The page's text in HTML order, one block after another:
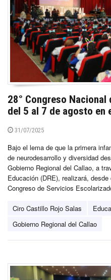
28° Congreso
del 5 al 7 de agosto en
31/07/2025
Bajo el lema de que la primera
de neurodesarrollo y diversidad
Gobierno Regional del Callao, a
Educación (DRE), realizará,
Congreso de Servicios
Ciro Castillo Rojo Salas
Gobierno Regional del Callao